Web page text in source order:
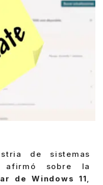
de sistemas
afirmó sobre la
de Windows 11,